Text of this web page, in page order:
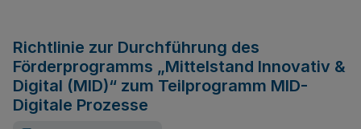
Richtlinie zur Durchführung des
Förderprogramms „Mittelstand Innovativ &
Digital (MID)“ zum Teilprogramm MID-
Digitale Prozesse